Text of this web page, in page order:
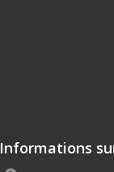
Informations